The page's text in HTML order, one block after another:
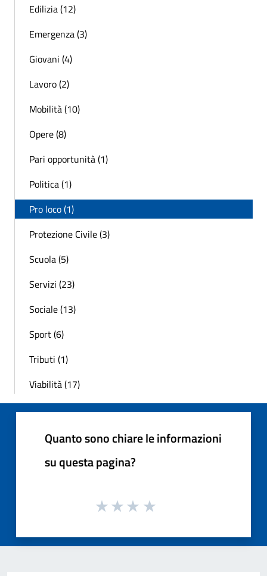
Edilizia (12)
Emergenza (3)
Giovani (4)
Lavoro (2)
Mobilità (10)
Opere (8)
Pari opportunità (1)
Politica (1)
Pro loco (1)
Protezione Civile (3)
Scuola (5)
Servizi (23)
Sociale (13)
Sport (6)
Tributi (1)
Viabilità (17)
Quanto sono chiare le informazioni
su questa pagina?